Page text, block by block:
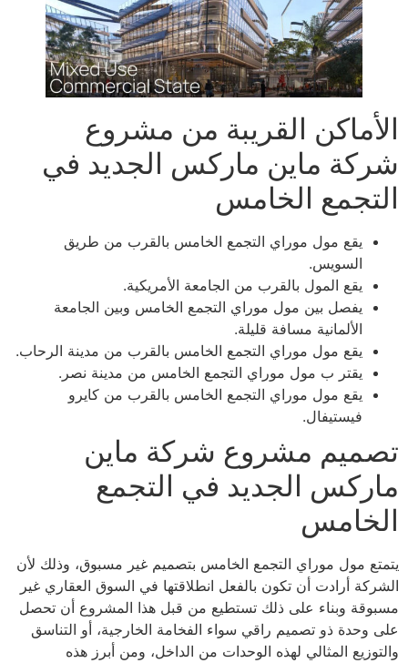
الأماكن القريبة من مشروع
شركة ماين ماركس الجديد في
التجمع الخامس
يقع مول موراي التجمع الخامس بالقرب من طريق
السويس.
يقع المول بالقرب من الجامعة الأمريكية.
يفصل بين مول موراي التجمع الخامس وبين الجامعة
الألمانية مسافة قليلة.
يقع مول موراي التجمع الخامس بالقرب من مدينة الرحاب.
يقتر ب مول موراي التجمع الخامس من مدينة نصر.
يقع مول موراي التجمع الخامس بالقرب من كايرو
فيستيفال.
تصميم مشروع شركة ماين
ماركس الجديد في التجمع
الخامس
يتمتع مول موراي التجمع الخامس بتصميم غير مسبوق، وذلك لأن
الشركة أرادت أن تكون بالفعل انطلاقتها في السوق العقاري غير
مسبوقة وبناء على ذلك تستطيع من قبل هذا المشروع أن تحصل
على وحدة ذو تصميم راقي سواء الفخامة الخارجية، أو التناسق
والتوزيع المثالي لهذه الوحدات من الداخل، ومن أبرز هذه